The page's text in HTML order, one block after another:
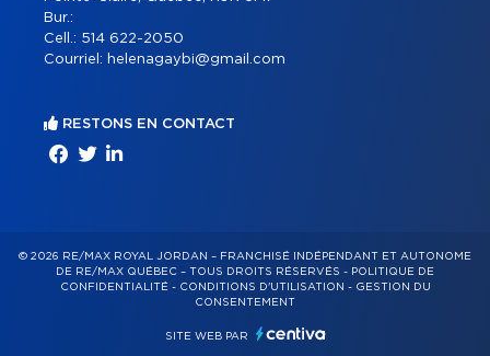
Bur.:
Cell.: 514 622-2050
Courriel: helenagaybi@gmail.com
RESTONS EN CONTACT
© 2026 RE/MAX ROYAL JORDAN – FRANCHISÉ INDÉPENDANT ET AUTONOME
DE RE/MAX QUÉBEC – TOUS DROITS RÉSERVÉS - POLITIQUE DE
CONFIDENTIALITÉ- CONDITIONS D'UTILISATION - GESTION DU
CONSENTEMENT
SITE WEB PAR